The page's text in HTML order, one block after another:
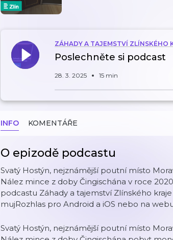
ZÁHADY A TAJEMSTVÍ ZLÍNSKÉHO
Poslechněte si podcast
28. 3. 2025 15 min
INFO KOMENTÁŘE
O epizodě podcastu
Svatý Hostýn, nejznámější poutní místo
Nález mince z doby Čingischána v roce
podcastu Záhady a tajemství Zlínského
mujRozhlas pro Android a iOS nebo na
Svatý Hostýn, nejznámější poutní místo